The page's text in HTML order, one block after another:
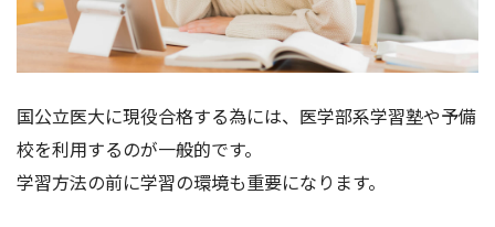
国公立医大に現役合格する為には、医学部系学習塾や予備
校を利用するのが一般的です。
学習方法の前に学習の環境も重要になります。